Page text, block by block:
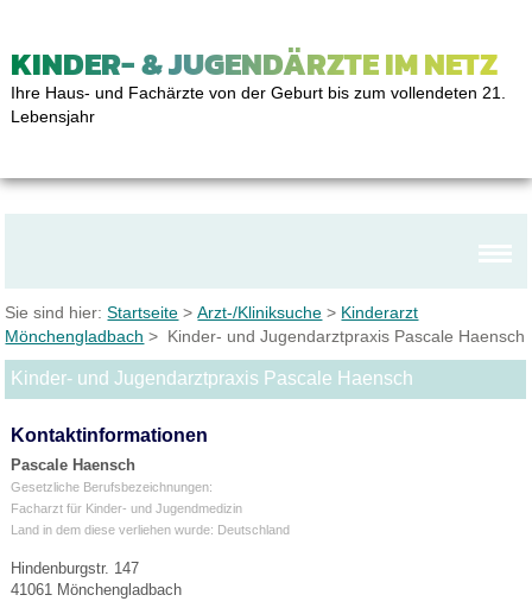
KINDER- & JUGENDÄRZTE IM NETZ
Ihre Haus- und Fachärzte von der Geburt bis zum vollendeten 21.
Lebensjahr
Sie sind hier:Startseite >Arzt-/Kliniksuche > Kinderarzt
Mönchengladbach > Kinder- und Jugendarztpraxis Pascale Haensch
Kinder- und Jugendarztpraxis Pascale Haensch
Kontaktinformationen
Pascale Haensch
Gesetzliche Berufsbezeichnungen:
Facharzt für Kinder- und Jugendmedizin
Land in dem diese verliehen wurde: Deutschland
Hindenburgstr. 147
41061 Mönchengladbach